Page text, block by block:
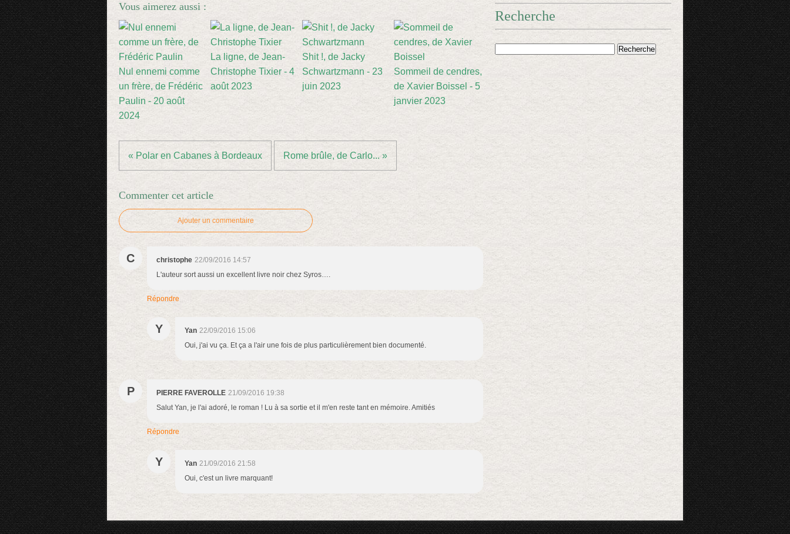
Vous aimerez aussi :
Nul ennemi comme
un frère, de Frédéric
Paulin - 20 août
2024
La ligne, de Jean-
Christophe Tixier - 4
août 2023
Shit !, de Jacky
Schwartzmann - 23
juin 2023
Sommeil de cendres,
de Xavier Boissel - 5
janvier 2023
« Polar en Cabanes à Bordeaux Rome brûle, de Carlo... »
Commenter cet article
Ajouter un commentaire
C christophe 22/09/2016 14:57
L'auteur sort aussi un excellent livre noir chez Syros….
Répondre
Y Yan 22/09/2016 15:06
Oui, j'ai vu ça. Et ça a l'air une fois de plus particulièrement bien documenté.
P PIERRE FAVEROLLE 21/09/2016 19:38
Salut Yan, je l'ai adoré, le roman ! Lu à sa sortie et il m'en reste tant en mémoire. Amitiés
Répondre
Y Yan 21/09/2016 21:58
Oui, c'est un livre marquant!
Recherche